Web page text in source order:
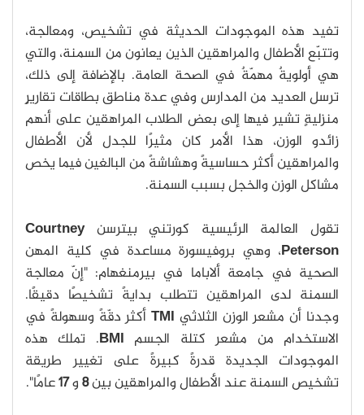
تفيد هذه الموجودات الحديثة في تشخيص، ومعالجة،
وتتبّع الأطفال والمراهقين الذين يعانون من السمنة، والتي
هي أولويةٌ مهمّةٌ في الصحة العامة. بالإضافة إلى ذلك،
ترسل العديد من المدارس وفي عدة مناطق بطاقات تقاريرٍ
منزليةٍ تشير فيها إلى بعض الطلاب المراهقين على أنهم
زائدو الوزن، هذا الأمر كان مثيرًا للجدل لأن الأطفال
والمراهقين أكثر حساسيةً وهشاشةً من البالغين فيما يخص
مشاكل الوزن والخجل بسبب السمنة.
تقول العالمة الرئيسية كورتني بيترسنCourtney
Peterson، وهي بروفيسورة مساعدة في كلية المهن
الصحية في جامعة ألاباما في بيرمنغهام: "إنّ معالجة
السمنة لدى المراهقين تتطلب بدايةً تشخيصًا دقيقًا.
وجدنا أن مشعر الوزن الثلاثي TMI أكثر دقّةً وسهولةً في
الاستخدام من مشعر كتلة الجسم BMI. تملك هذه
الموجودات الجديدة قدرةً كبيرةً على تغيير طريقة
تشخيص السمنة عند الأطفال والمراهقين بين8و17عامًا".